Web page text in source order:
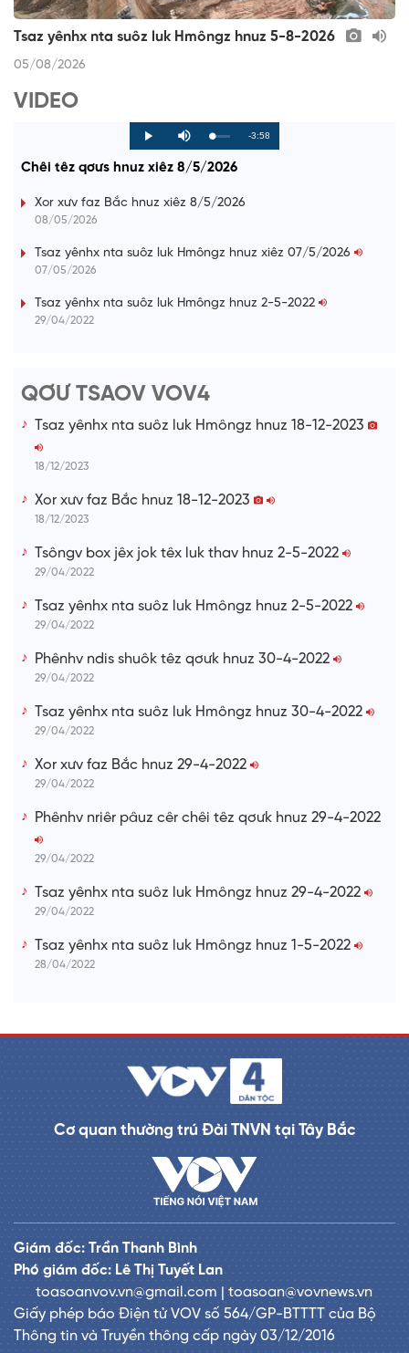
Tsaz yênhx nta suôz luk Hmôngz hnuz 5-8-2026
05/08/2026
VIDEO
P
l
y
M
u
e
L
o
d
0
P
r
g
s
R
i
-3:58
Chêi têz qơưs hnuz xiêz 8/5/2026
Xor xưv faz Bắc hnuz xiêz 8/5/2026
08/05/2026
Tsaz yênhx nta suôz luk Hmôngz hnuz xiêz 07/5/2026
07/05/2026
Tsaz yênhx nta suôz luk Hmôngz hnuz 2-5-2022
29/04/2022
QƠƯ TSAOV VOV4
Tsaz yênhx nta suôz luk Hmôngz hnuz 18-12-2023
18/12/2023
Xor xưv faz Bắc hnuz 18-12-2023
18/12/2023
Tsôngv box jêx jok têx luk thav hnuz 2-5-2022
29/04/2022
Tsaz yênhx nta suôz luk Hmôngz hnuz 2-5-2022
29/04/2022
Phênhv ndis shuôk têz qơưk hnuz 30-4-2022
29/04/2022
Tsaz yênhx nta suôz luk Hmôngz hnuz 30-4-2022
29/04/2022
Xor xưv faz Bắc hnuz 29-4-2022
29/04/2022
Phênhv nriêr pâuz cêr chêi têz qơưk hnuz 29-4-2022
29/04/2022
Tsaz yênhx nta suôz luk Hmôngz hnuz 29-4-2022
29/04/2022
Tsaz yênhx nta suôz luk Hmôngz hnuz 1-5-2022
28/04/2022
Cơ quan thường trú Đài TNVN tại Tây Bắc
Giám đốc: Trần Thanh Bình
Phó giám đốc: Lê Thị Tuyết Lan
toasoanvov.vn@gmail.com | toasoan@vovnews.vn
Giấy phép báo Điện tử VOV số 564/GP-BTTTT của Bộ
Thông tin và Truyền thông cấp ngày 03/12/2016